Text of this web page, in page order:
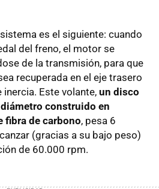
es el siguiente: cuando
del freno, el motor se
de la transmisión, para que
recuperada en el eje trasero
Este volante, un disco
construido en
fibra de carbono, pesa 6
(gracias a su bajo peso)
de 60.000 rpm.